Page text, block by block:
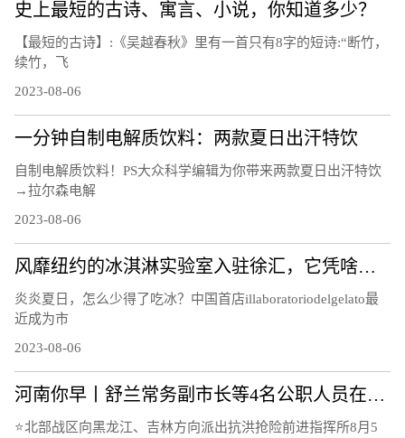
史上最短的古诗、寓言、小说，你知道多少？
【最短的古诗】:《吴越春秋》里有一首只有8字的短诗:“断竹，
续竹，飞
2023-08-06
一分钟自制电解质饮料：两款夏日出汗特饮
自制电解质饮料！PS大众科学编辑为你带来两款夏日出汗特饮
→拉尔森电解
2023-08-06
风靡纽约的冰淇淋实验室入驻徐汇，它凭啥俘获“中国胃”？
炎炎夏日，怎么少得了吃冰？中国首店illaboratoriodelgelato最
近成为市
2023-08-06
河南你早丨舒兰常务副市长等4名公职人员在抗洪抢险中失联；山东平原县发生5.5级地震；河南开打国产带状疱疹疫苗
⭐北部战区向黑龙江、吉林方向派出抗洪抢险前进指挥所8月5